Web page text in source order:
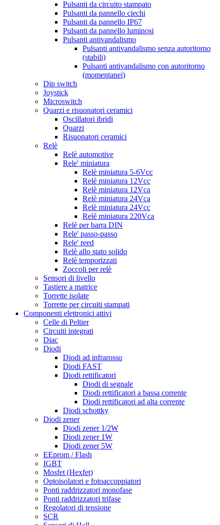
Pulsanti da circuito stampato
Pulsanti da pannello ciechi
Pulsanti da pannello IP67
Pulsanti da pannello luminosi
Pulsanti antivandalismo
Pulsanti antivandalismo senza autoritorno
(stabili)
Pulsanti antivandalismo con autoritorno
(momentanei)
Dip switch
Joystick
Microswitch
Quarzi e risuonatori ceramici
Oscillatori ibridi
Quarzi
Risuonatori ceramici
Relè
Relè automotive
Rele' miniatura
Relè miniatura 5-6Vcc
Relè miniatura 12Vcc
Relè miniatura 12Vca
Relè miniatura 24Vca
Relè miniatura 24Vcc
Relè miniatura 220Vca
Relè per barra DIN
Rele' passo-passo
Rele' reed
Relè allo stato solido
Relè temporizzati
Zoccoli per relè
Sensori di livello
Tastiere a matrice
Torrette isolate
Torrette per circuiti stampati
Componenti elettronici attivi
Celle di Peltier
Circuiti integrati
Diac
Diodi
Diodi ad infrarosso
Diodi FAST
Diodi rettificatori
Diodi di segnale
Diodi rettificatori a bassa corrente
Diodi rettificatori ad alta corrente
Diodi schottky
Diodi zener
Diodi zener 1/2W
Diodi zener 1W
Diodi zener 5W
EEprom / Flash
IGBT
Mosfet (Hexfet)
Optoisolatori e fotoaccoppiatori
Ponti raddrizzatori monofase
Ponti raddrizzatori trifase
Regolatori di tensione
SCR